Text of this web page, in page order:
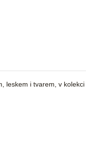
leskem i tvarem, v kolekci